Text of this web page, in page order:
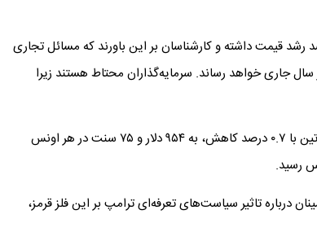
رشد قیمت داشته و کارشناسان بر این باورند که مسائل تجاری
سال جاری خواهد رساند. سرمایه‌گذاران محتاط هستند زیرا
بهای سایر فلزات گرانبها به دلیل تقویت ارزش دلار، کاهش یافت. پلاتین با ۰.۷ درصد کاهش، به ۹۵۴ دلار و ۷۵ سنت در هر اونس
درباره تاثیر سیاست‌های تعرفه‌ای ترامپ بر این فلز قرمز،